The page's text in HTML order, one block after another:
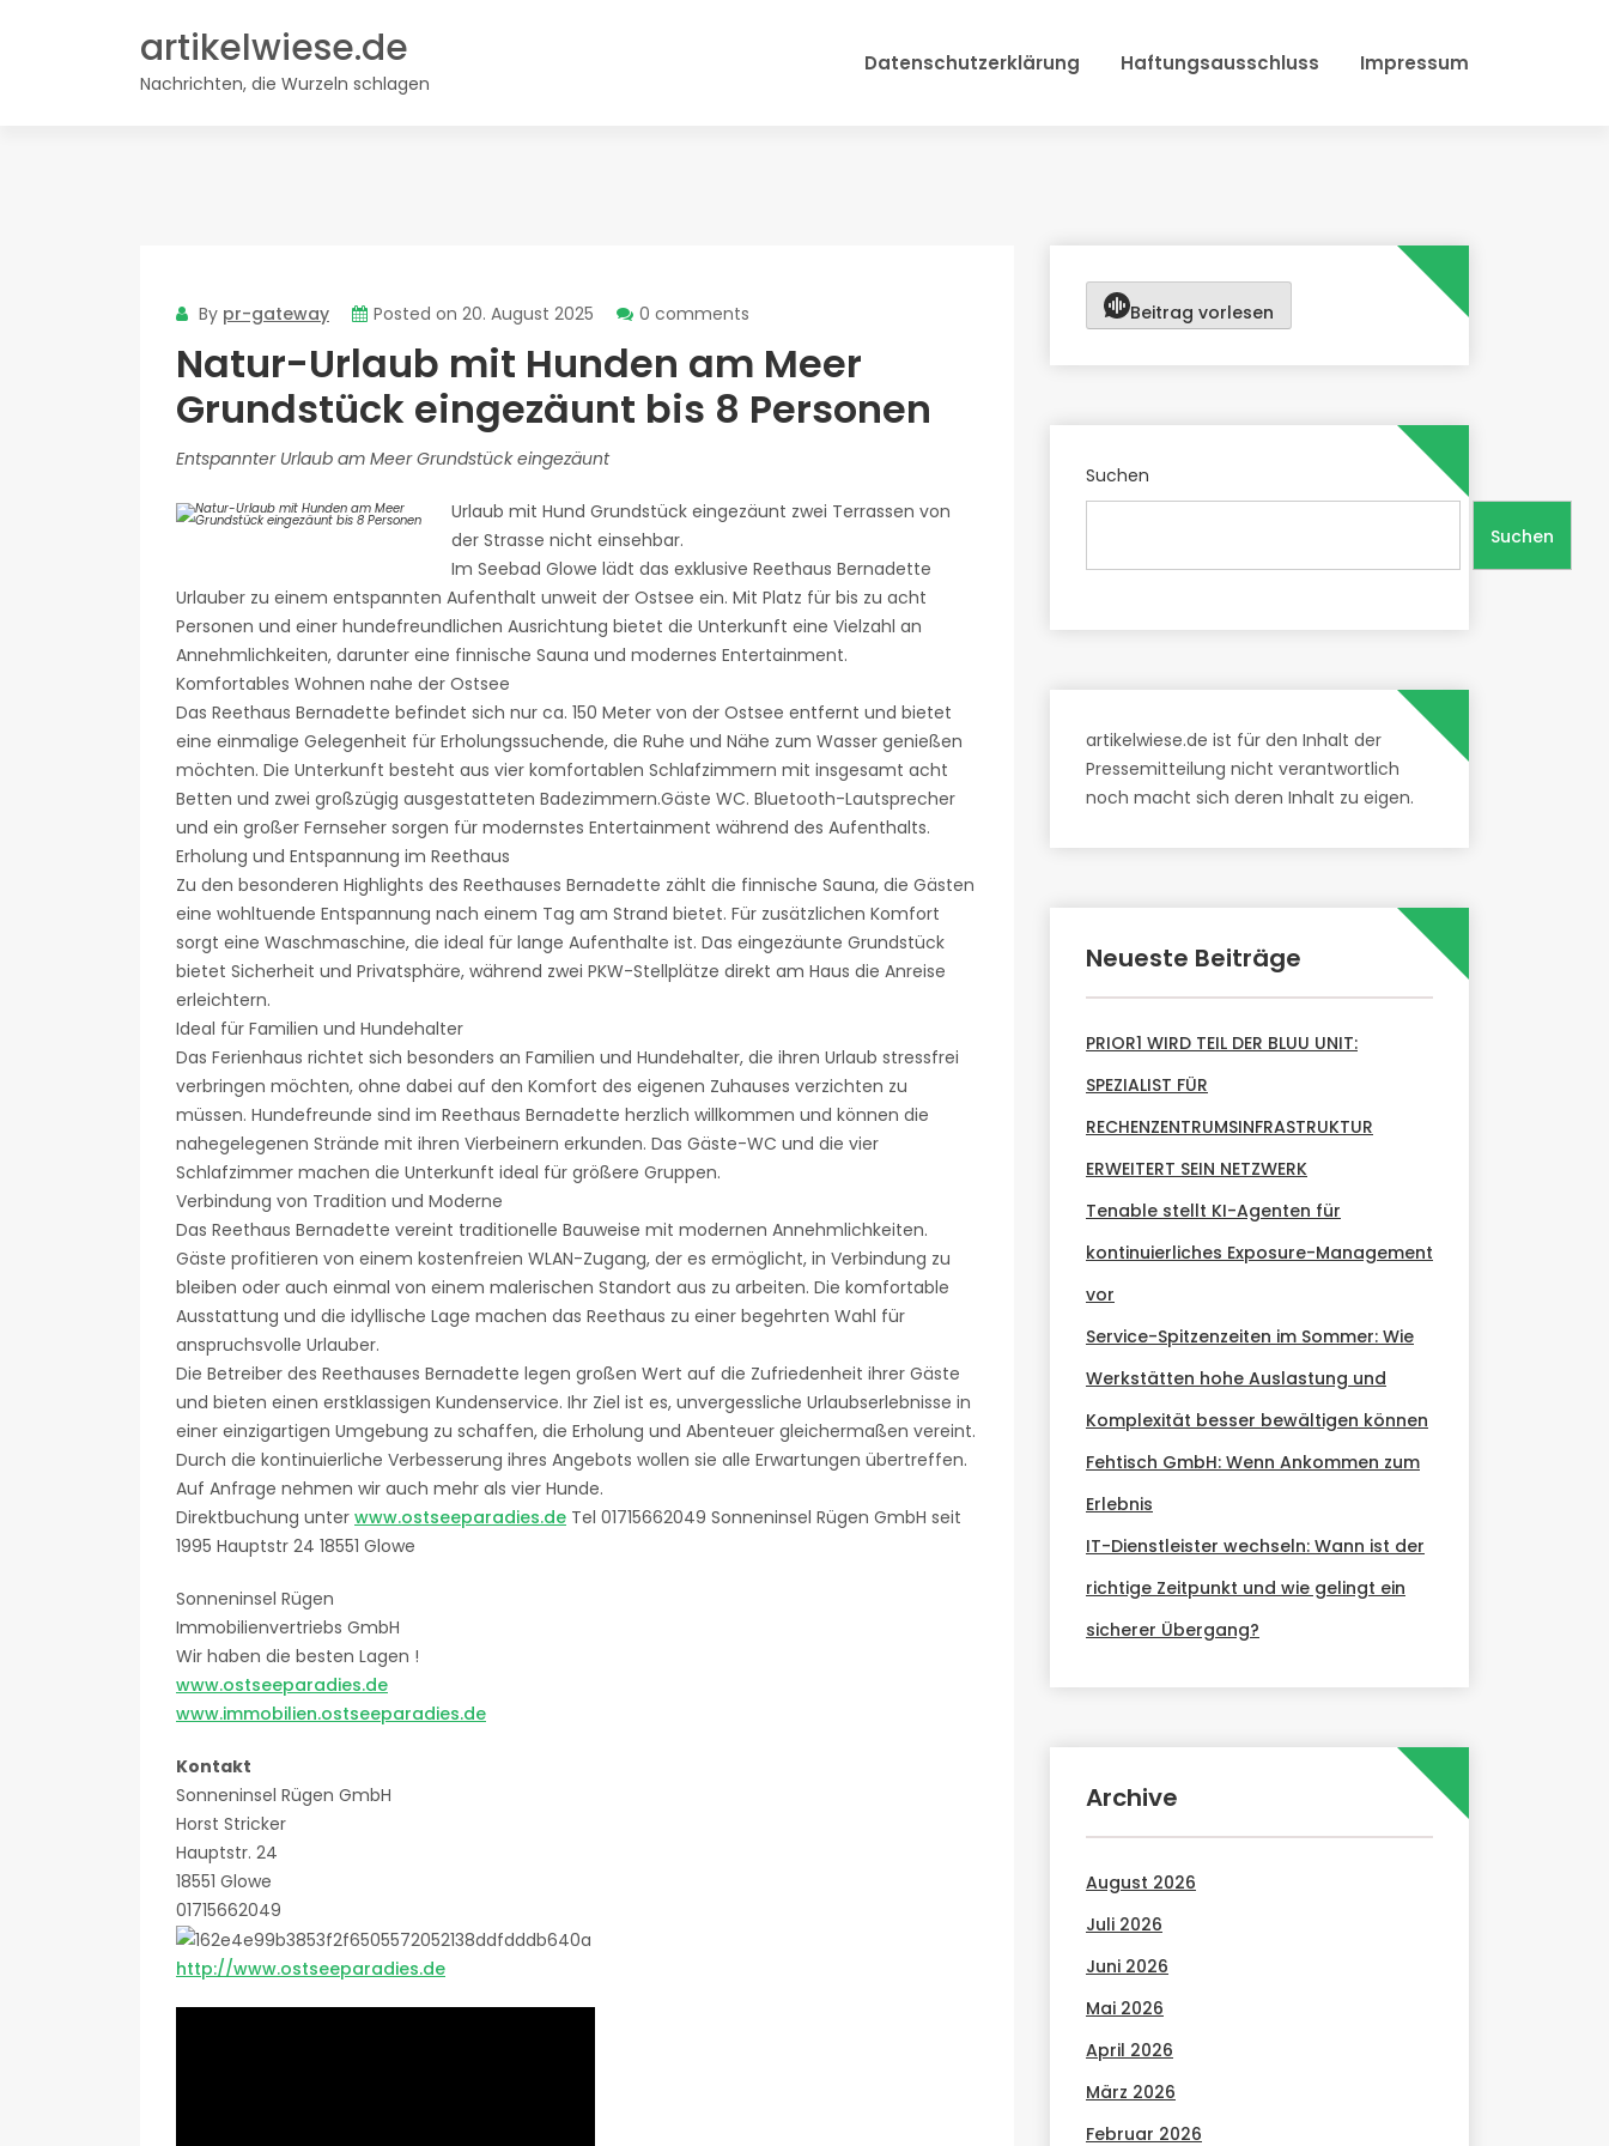
artikelwiese.de
Nachrichten, die Wurzeln schlagen
Datenschutzerklärung Haftungsausschluss Impressum
By pr-gateway Posted on 20. August 2025 0 comments
Natur-Urlaub mit Hunden am Meer
Grundstück eingezäunt bis 8 Personen
Entspannter Urlaub am Meer Grundstück eingezäunt
Urlaub mit Hund Grundstück eingezäunt zwei Terrassen von
der Strasse nicht einsehbar.
Im Seebad Glowe lädt das exklusive Reethaus Bernadette
Urlauber zu einem entspannten Aufenthalt unweit der Ostsee ein. Mit Platz für bis zu acht
Personen und einer hundefreundlichen Ausrichtung bietet die Unterkunft eine Vielzahl an
Annehmlichkeiten, darunter eine finnische Sauna und modernes Entertainment.
Komfortables Wohnen nahe der Ostsee
Das Reethaus Bernadette befindet sich nur ca. 150 Meter von der Ostsee entfernt und bietet
eine einmalige Gelegenheit für Erholungssuchende, die Ruhe und Nähe zum Wasser genießen
möchten. Die Unterkunft besteht aus vier komfortablen Schlafzimmern mit insgesamt acht
Betten und zwei großzügig ausgestatteten Badezimmern.Gäste WC. Bluetooth-Lautsprecher
und ein großer Fernseher sorgen für modernstes Entertainment während des Aufenthalts.
Erholung und Entspannung im Reethaus
Zu den besonderen Highlights des Reethauses Bernadette zählt die finnische Sauna, die Gästen
eine wohltuende Entspannung nach einem Tag am Strand bietet. Für zusätzlichen Komfort
sorgt eine Waschmaschine, die ideal für lange Aufenthalte ist. Das eingezäunte Grundstück
bietet Sicherheit und Privatsphäre, während zwei PKW-Stellplätze direkt am Haus die Anreise
erleichtern.
Ideal für Familien und Hundehalter
Das Ferienhaus richtet sich besonders an Familien und Hundehalter, die ihren Urlaub stressfrei
verbringen möchten, ohne dabei auf den Komfort des eigenen Zuhauses verzichten zu
müssen. Hundefreunde sind im Reethaus Bernadette herzlich willkommen und können die
nahegelegenen Strände mit ihren Vierbeinern erkunden. Das Gäste-WC und die vier
Schlafzimmer machen die Unterkunft ideal für größere Gruppen.
Verbindung von Tradition und Moderne
Das Reethaus Bernadette vereint traditionelle Bauweise mit modernen Annehmlichkeiten.
Gäste profitieren von einem kostenfreien WLAN-Zugang, der es ermöglicht, in Verbindung zu
bleiben oder auch einmal von einem malerischen Standort aus zu arbeiten. Die komfortable
Ausstattung und die idyllische Lage machen das Reethaus zu einer begehrten Wahl für
anspruchsvolle Urlauber.
Die Betreiber des Reethauses Bernadette legen großen Wert auf die Zufriedenheit ihrer Gäste
und bieten einen erstklassigen Kundenservice. Ihr Ziel ist es, unvergessliche Urlaubserlebnisse in
einer einzigartigen Umgebung zu schaffen, die Erholung und Abenteuer gleichermaßen vereint.
Durch die kontinuierliche Verbesserung ihres Angebots wollen sie alle Erwartungen übertreffen.
Auf Anfrage nehmen wir auch mehr als vier Hunde.
Direktbuchung unter www.ostseeparadies.de Tel 01715662049 Sonneninsel Rügen GmbH seit
1995 Hauptstr 24 18551 Glowe
Sonneninsel Rügen
Immobilienvertriebs GmbH
Wir haben die besten Lagen !
www.ostseeparadies.de
www.immobilien.ostseeparadies.de
Kontakt
Sonneninsel Rügen GmbH
Horst Stricker
Hauptstr. 24
18551 Glowe
01715662049
http://www.ostseeparadies.de
Beitrag vorlesen
Suchen
Suchen
artikelwiese.de ist für den Inhalt der
Pressemitteilung nicht verantwortlich
noch macht sich deren Inhalt zu eigen.
Neueste Beiträge
PRIOR1 WIRD TEIL DER BLUU UNIT:
SPEZIALIST FÜR
RECHENZENTRUMSINFRASTRUKTUR
ERWEITERT SEIN NETZWERK
Tenable stellt KI-Agenten für
kontinuierliches Exposure-Management
vor
Service-Spitzenzeiten im Sommer: Wie
Werkstätten hohe Auslastung und
Komplexität besser bewältigen können
Fehtisch GmbH: Wenn Ankommen zum
Erlebnis
IT-Dienstleister wechseln: Wann ist der
richtige Zeitpunkt und wie gelingt ein
sicherer Übergang?
Archive
August 2026
Juli 2026
Juni 2026
Mai 2026
April 2026
März 2026
Februar 2026